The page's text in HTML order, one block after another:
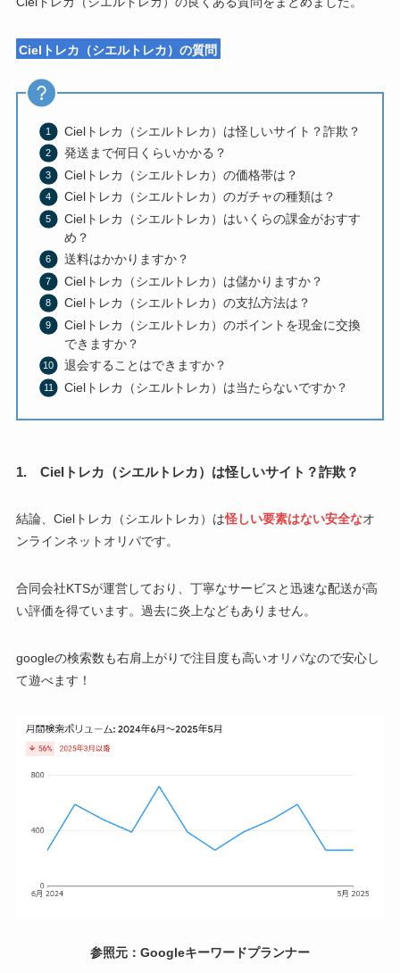
Cielトレカ（シエルトレカ）の質問
Cielトレカ（シエルトレカ）は怪しいサイト？詐欺？
発送まで何日くらいかかる？
Cielトレカ（シエルトレカ）の価格帯は？
Cielトレカ（シエルトレカ）のガチャの種類は？
Cielトレカ（シエルトレカ）はいくらの課金がおすす
め？
送料はかかりますか？
Cielトレカ（シエルトレカ）は儲かりますか？
Cielトレカ（シエルトレカ）の支払方法は？
Cielトレカ（シエルトレカ）のポイントを現金に交換
できますか？
退会することはできますか？
Cielトレカ（シエルトレカ）は当たらないですか？
1. Cielトレカ（シエルトレカ）は怪しいサイト？詐欺？
結論、Cielトレカ（シエルトレカ）は怪しい要素はない安全なオ
ンラインネットオリパです。
合同会社KTSが運営しており、丁寧なサービスと迅速な配送が高
い評価を得ています。過去に炎上などもありません。
googleの検索数も右肩上がりで注目度も高いオリパなので安心し
て遊べます！
参照元：Googleキーワードプランナー